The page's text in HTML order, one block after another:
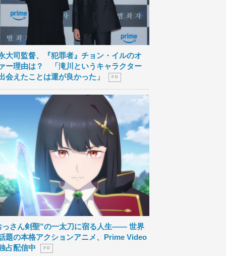
大司監督、『犯罪者』チョン・イルのオ
ー理由は？ 「滝川というキャラクター
会えたことは運が良かった」
P R
っさん剣聖”の一太刀に宿る人生―― 世界
題の本格アクションアニメ、Prime Video
占配信中
P R